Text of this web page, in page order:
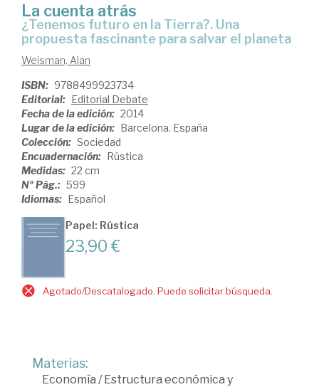
La cuenta atrás
¿tenemos futuro en la Tierra?. Una
propuesta fascinante para salvar el planeta
Weisman, Alan
ISBN: 9788499923734
Editorial: Editorial Debate
Fecha de la edición: 2014
Lugar de la edición: Barcelona. España
Colección: Sociedad
Encuadernación: Rústica
Medidas: 22 cm
Nº Pág.: 599
Idiomas: Español
Papel: Rústica
23,90 €
Agotado/Descatalogado. Puede solicitar búsqueda.
Materias:
Economía /Estructura económica y